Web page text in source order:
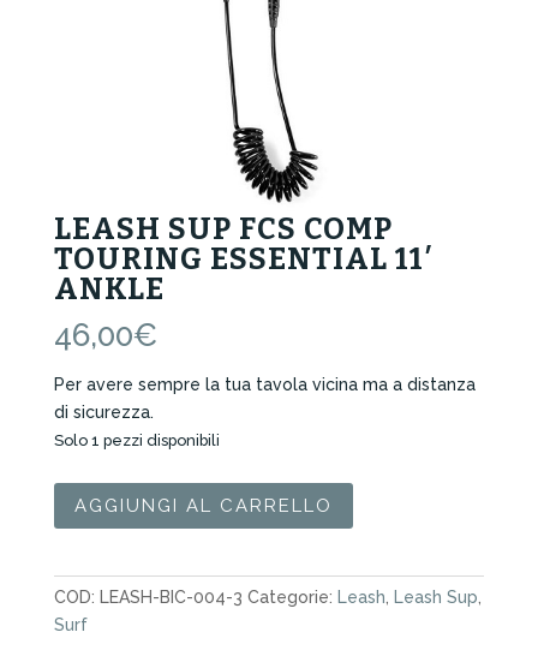
LEASH SUP FCS COMP
TOURING ESSENTIAL 11′
ANKLE
46,00€
Per avere sempre la tua tavola vicina ma a distanza
di sicurezza.
Solo 1 pezzi disponibili
Leash
Sup
Comp
Touring
Essential
AGGIUNGI AL CARRELLO
COD: LEASH-BIC-004-3 Categorie: Leash, Leash Sup,
Surf